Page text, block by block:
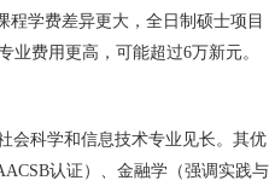
程学费差异更大，全日制硕士项目
业费用更高，可能超过6万新元。
会科学和信息技术专业见长。其优
认证）、金融学（强调实践与